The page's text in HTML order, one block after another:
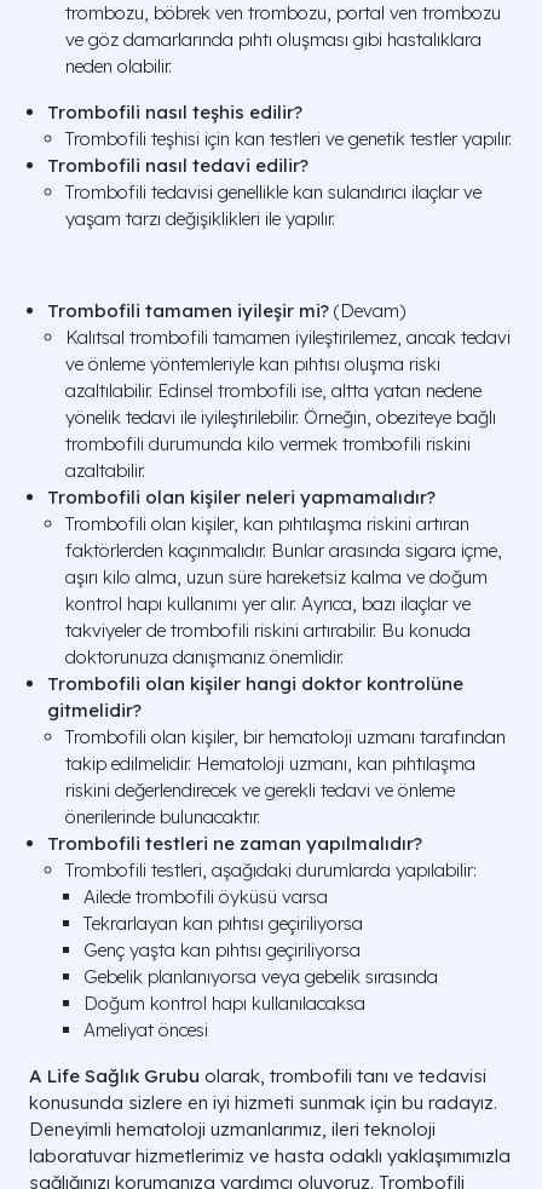
trombozu, böbrek ven trombozu, portal ven trombozu
ve göz damarlarında pıhtı oluşması gibi hastalıklara
neden olabilir.
Trombofili nasıl teşhis edilir?
Trombofili teşhisi için kan testleri ve genetik testler yapılır.
Trombofili nasıl tedavi edilir?
Trombofili tedavisi genellikle kan sulandırıcı ilaçlar ve
yaşam tarzı değişiklikleri ile yapılır.
Trombofili tamamen iyileşir mi? (Devam)
Kalıtsal trombofili tamamen iyileştirilemez, ancak tedavi
ve önleme yöntemleriyle kan pıhtısı oluşma riski
azaltılabilir. Edinsel trombofili ise, altta yatan nedene
yönelik tedavi ile iyileştirilebilir. Örneğin, obeziteye bağlı
trombofili durumunda kilo vermek trombofili riskini
azaltabilir.
Trombofili olan kişiler neleri yapmamalıdır?
Trombofili olan kişiler, kan pıhtılaşma riskini artıran
faktörlerden kaçınmalıdır. Bunlar arasında sigara içme,
aşırı kilo alma, uzun süre hareketsiz kalma ve doğum
kontrol hapı kullanımı yer alır. Ayrıca, bazı ilaçlar ve
takviyeler de trombofili riskini artırabilir. Bu konuda
doktorunuza danışmanız önemlidir.
Trombofili olan kişiler hangi doktor kontrolüne
gitmelidir?
Trombofili olan kişiler, bir hematoloji uzmanı tarafından
takip edilmelidir. Hematoloji uzmanı, kan pıhtılaşma
riskini değerlendirecek ve gerekli tedavi ve önleme
önerilerinde bulunacaktır.
Trombofili testleri ne zaman yapılmalıdır?
Trombofili testleri, aşağıdaki durumlarda yapılabilir:
Ailede trombofili öyküsü varsa
Tekrarlayan kan pıhtısı geçiriliyorsa
Genç yaşta kan pıhtısı geçiriliyorsa
Gebelik planlanıyorsa veya gebelik sırasında
Doğum kontrol hapı kullanılacaksa
Ameliyat öncesi
A Life Sağlık Grubu olarak, trombofili tanı ve tedavisi
konusunda sizlere en iyi hizmeti sunmak için bu radayız.
Deneyimli hematoloji uzmanlarımız, ileri teknoloji
laboratuvar hizmetlerimiz ve hasta odaklı yaklaşımımızla
sağlığınızı korumanıza yardımcı oluyoruz. Trombofili